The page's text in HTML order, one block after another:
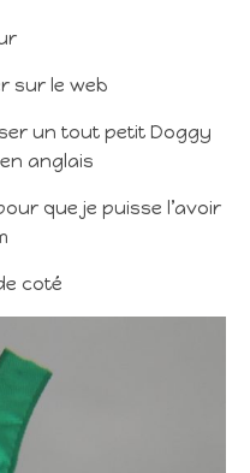
sur le web
un tout petit Doggy
anglais
que je puisse l’avoir
coté